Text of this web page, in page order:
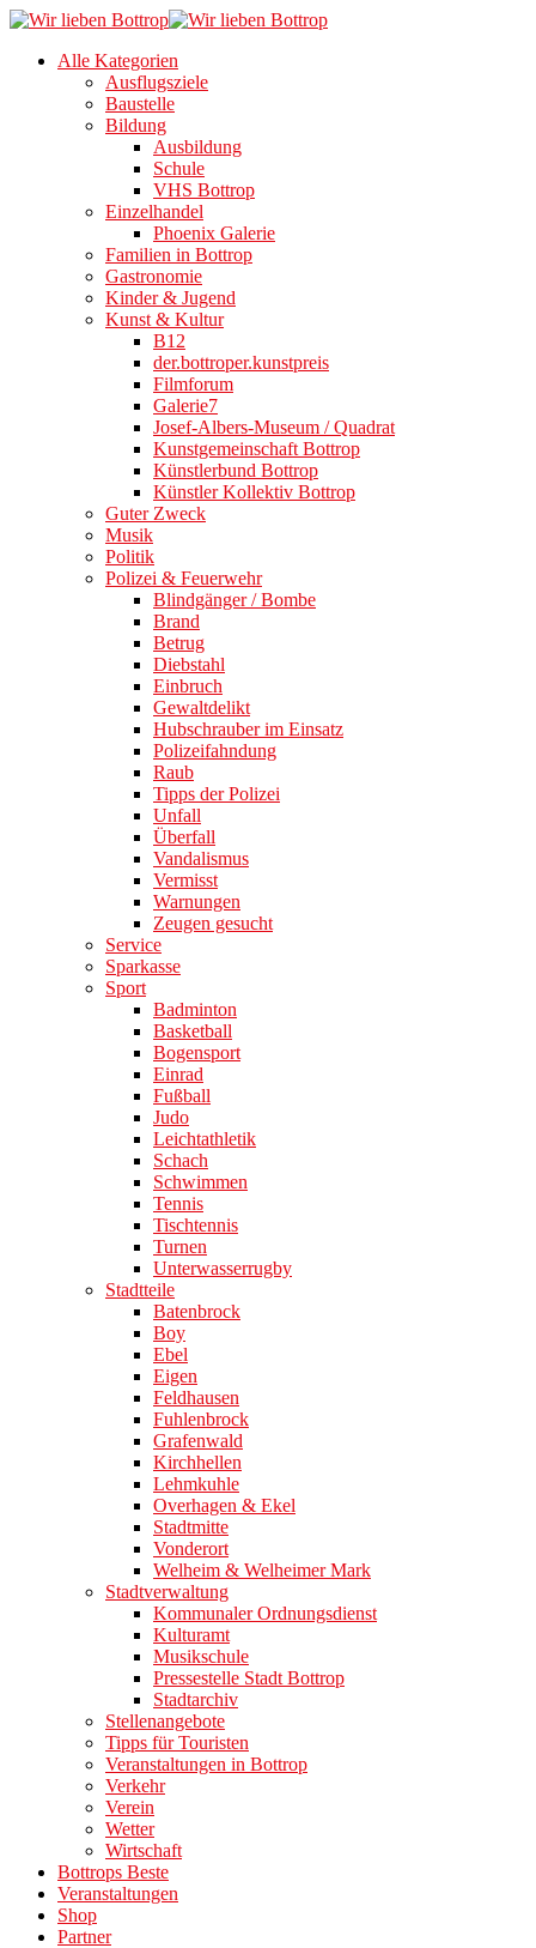
Alle Kategorien
Ausflugsziele
Baustelle
Bildung
Ausbildung
Schule
VHS Bottrop
Einzelhandel
Phoenix Galerie
Familien in Bottrop
Gastronomie
Kinder & Jugend
Kunst & Kultur
B12
der.bottroper.kunstpreis
Filmforum
Galerie7
Josef-Albers-Museum / Quadrat
Kunstgemeinschaft Bottrop
Künstlerbund Bottrop
Künstler Kollektiv Bottrop
Guter Zweck
Musik
Politik
Polizei & Feuerwehr
Blindgänger / Bombe
Brand
Betrug
Diebstahl
Einbruch
Gewaltdelikt
Hubschrauber im Einsatz
Polizeifahndung
Raub
Tipps der Polizei
Unfall
Überfall
Vandalismus
Vermisst
Warnungen
Zeugen gesucht
Service
Sparkasse
Sport
Badminton
Basketball
Bogensport
Einrad
Fußball
Judo
Leichtathletik
Schach
Schwimmen
Tennis
Tischtennis
Turnen
Unterwasserrugby
Stadtteile
Batenbrock
Boy
Ebel
Eigen
Feldhausen
Fuhlenbrock
Grafenwald
Kirchhellen
Lehmkuhle
Overhagen & Ekel
Stadtmitte
Vonderort
Welheim & Welheimer Mark
Stadtverwaltung
Kommunaler Ordnungsdienst
Kulturamt
Musikschule
Pressestelle Stadt Bottrop
Stadtarchiv
Stellenangebote
Tipps für Touristen
Veranstaltungen in Bottrop
Verkehr
Verein
Wetter
Wirtschaft
Bottrops Beste
Veranstaltungen
Shop
Partner